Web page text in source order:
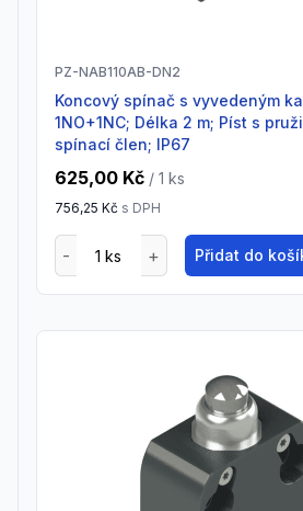
PZ-NAB110AB-DN2
Koncový spínač s vyvedeným kabelem_Kov;
1NO+1NC; Délka 2 m; Píst s
spínací člen; IP67
625,00 Kč / 1 ks
756,25 Kč s DPH
Přidat do